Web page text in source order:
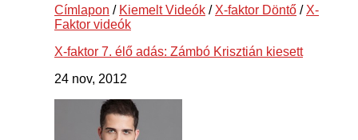
Címlapon / Kiemelt Videók / X-faktor Döntő / X-
Faktor videók
X-faktor 7. élő adás: Zámbó Krisztián kiesett
24 nov, 2012